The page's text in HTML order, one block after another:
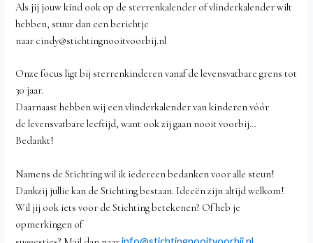
Als jij jouw kind ook op de sterrenkalender of vlinderkalender wilt
hebben, stuur dan een berichtje
naar cindy@stichtingnooitvoorbij.nl
Onze focus ligt bij sterrenkinderen vanaf de levensvatbare grens tot
30 jaar.
Daarnaast hebben wij een vlinderkalender van kinderen vóór
de levensvatbare leeftijd, want ook zij gaan nooit voorbij…
Bedankt!
Namens de Stichting wil ik iedereen bedanken voor alle steun!
Dankzij jullie kan de Stichting bestaan. Ideeën zijn altijd welkom!
Wil jij ook iets voor de Stichting betekenen? Of heb je
opmerkingen of